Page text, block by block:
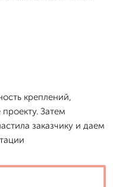
креплений,
Затем
заказчику и даем